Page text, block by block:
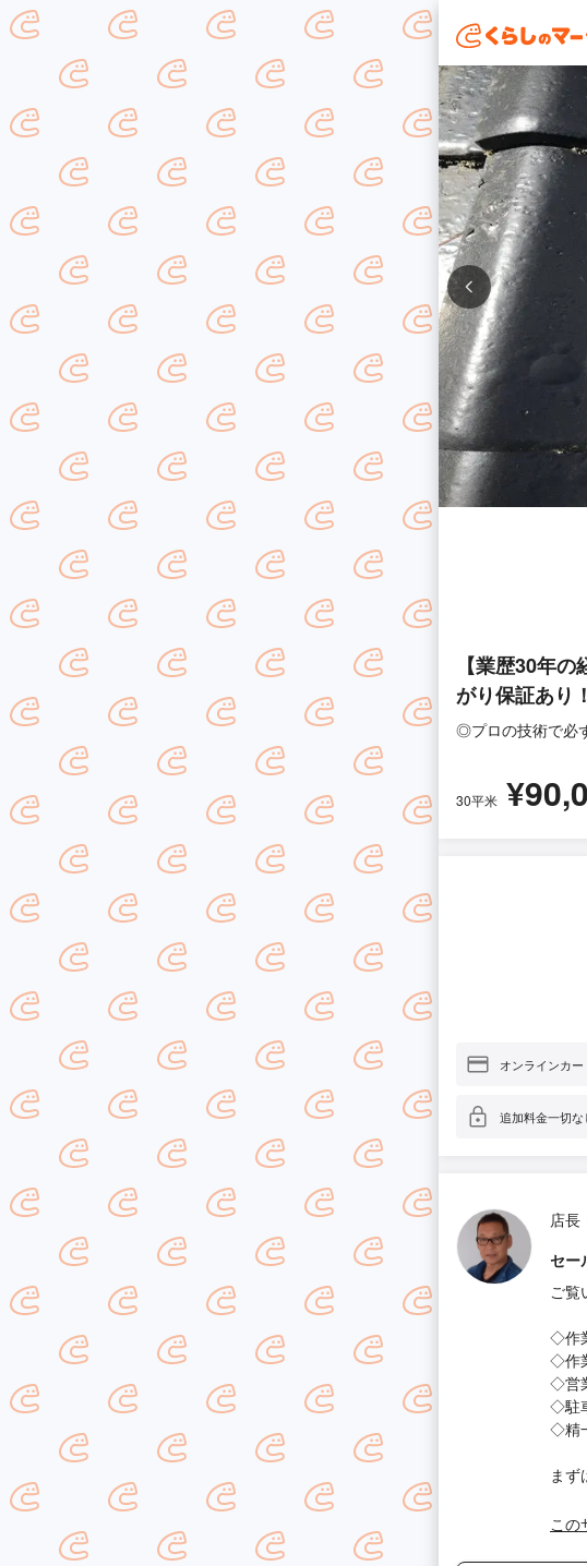
【業歴30年
がり保証あり！
◎プロの技術で必
30平米
オンラインカ
追加料金一切な
店長
セー
ご覧
◇作
◇作
◇営
◇駐
◇精
まず
この